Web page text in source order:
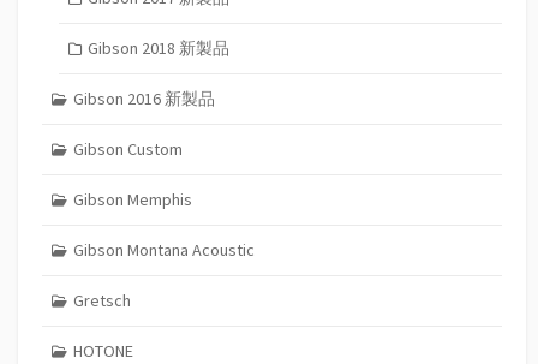
Gibson 2018 新製品
Gibson 2016 新製品
Gibson Custom
Gibson Memphis
Gibson Montana Acoustic
Gretsch
HOTONE